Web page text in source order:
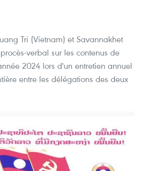
Tri (Vietnam) et Savannakhet
verbal sur les contenus de
2024 lors d'un entretien annuel
entre les délégations des deux